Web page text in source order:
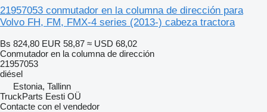
21957053 conmutador en la columna de dirección para
Volvo FH, FM, FMX-4 series (2013-) cabeza tractora
Bs 824,80 EUR 58,87 ≈ USD 68,02
Conmutador en la columna de dirección
21957053
diésel
Estonia, Tallinn
TruckParts Eesti OÜ
Contacte con el vendedor